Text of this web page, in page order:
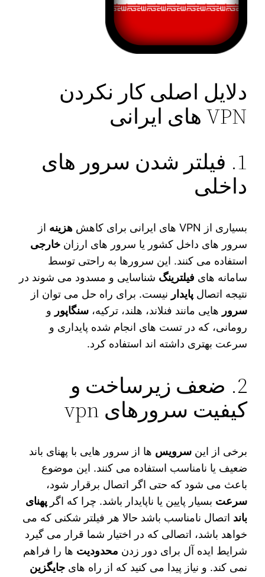
دلایل اصلی کار نکردن
VPN های ایرانی
1. فیلتر شدن سرور های
داخلی
بسیاری از VPN های ایرانی برای کاهش هزینه از
سرور های داخل کشور یا سرور های ارزانخارجی
استفاده می‌ کنند. این سرورها به راحتی توسط
سامانه‌ های فیلترینگ شناسایی و مسدود می‌ شوند در
نتیجه اتصالپایدار نیست. برای راه حل می توان از
سرور هایی مانند فنلاند، هلند، ترکیه،سنگاپور و
رومانی، که در تست‌ های انجام‌ شده پایداری و
سرعت بهتری داشته اند استفاده کرد.
2. ضعف زیرساخت و
کیفیت سرورهای vpn
برخی از اینسرویس‌ ها از سرور هایی با پهنای باند
ضعیف یا نامناسب استفاده می‌ کنند. این موضوع
باعث می‌ شود که حتی اگر اتصال برقرار شود،
سرعت بسیار پایین یا ناپایدار باشد. چرا که اگر پهنای
باند اتصال نامناسب باشد حالا هر فیلتر شکنی که می‌
خواهد باشد، اتصالی که در اختیار شما قرار می‌ گیرد
شرایط ایده آل برای دور زدن محدودیت‌ ها را فراهم
نمی‌ کند. و نیاز پیدا می‌ کنید که از راه‌ هایجایگزین